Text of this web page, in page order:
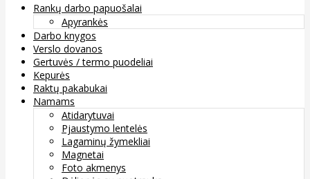
Rankų darbo papuošalai
Apyrankės
Darbo knygos
Verslo dovanos
Gertuvės / termo puodeliai
Kepurės
Raktų pakabukai
Namams
Atidarytuvai
Pjaustymo lentelės
Lagaminų žymekliai
Magnetai
Foto akmenys